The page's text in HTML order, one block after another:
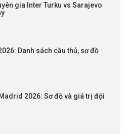
gia Inter Turku vs Sarajevo
Danh sách cầu thủ, sơ đồ
2026: Sơ đồ và giá trị đội